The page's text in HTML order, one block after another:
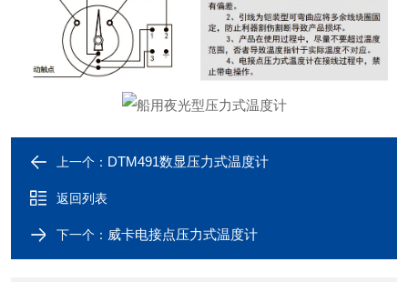
上一个： DTM491数显压力式温度计
返回列表
下一个： 威卡电接点压力式温度计